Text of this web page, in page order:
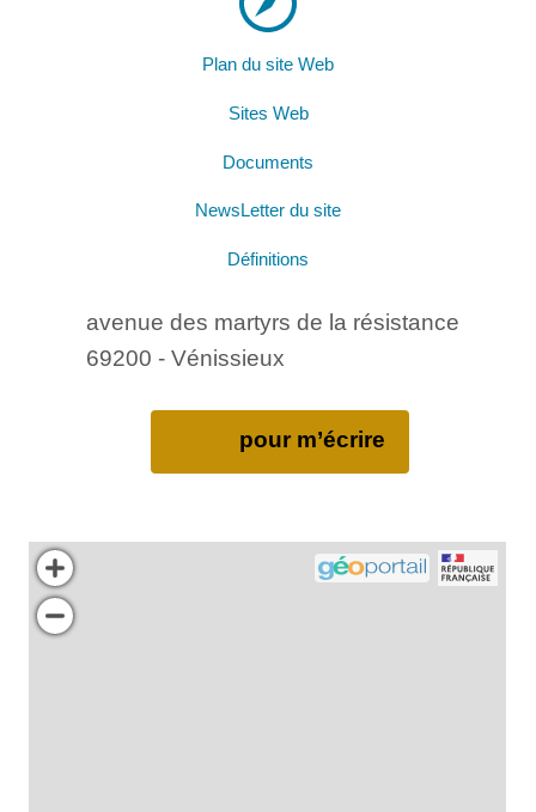
Plan du site Web
Sites Web
Documents
NewsLetter du site
Définitions
avenue des martyrs de la résistance
69200 - Vénissieux
pour m’écrire